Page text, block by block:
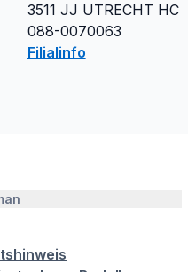
3511 JJ UTRECHT HC
088-0070063
Filialinfo